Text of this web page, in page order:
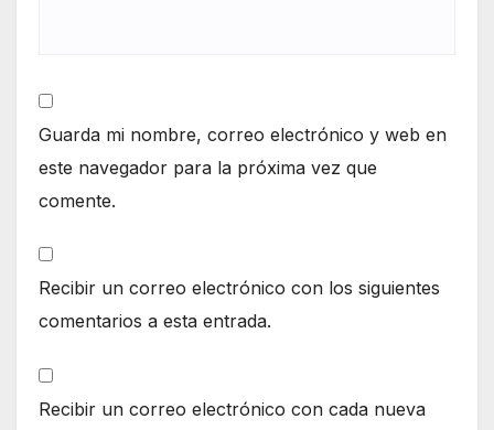
Guarda mi nombre, correo electrónico y web en
este navegador para la próxima vez que
comente.
Recibir un correo electrónico con los siguientes
comentarios a esta entrada.
Recibir un correo electrónico con cada nueva